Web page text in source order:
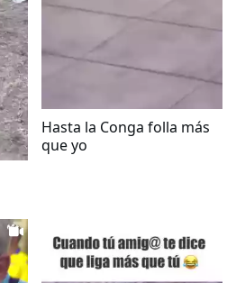
Hasta la Conga folla más
que yo